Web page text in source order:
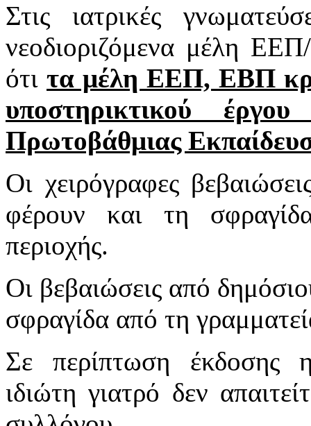
Στις ιατρικές
νεοδιοριζόμενα μέλη
ότι τα μέλη ΕΕΠ, ΕΒΠ
υποστηρικτικού
Πρωτοβάθμιας
Οι χειρόγραφες
φέρουν και τη
περιοχής.
Οι βεβαιώσεις από
σφραγίδα από τη
Σε περίπτωση έκδοσης
ιδιώτη γιατρό δεν